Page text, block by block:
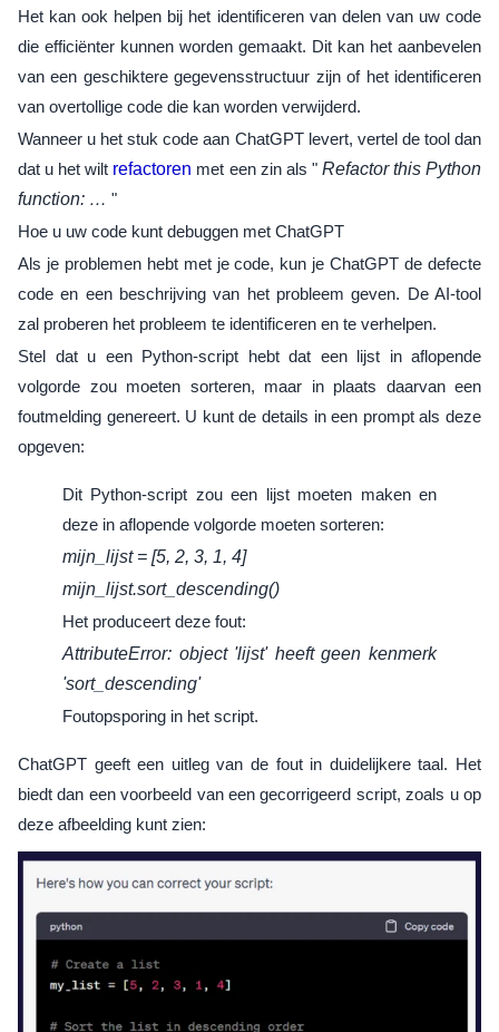
Het kan ook helpen bij het identificeren van delen van uw code
die efficiënter kunnen worden gemaakt. Dit kan het aanbevelen
van een geschiktere gegevensstructuur zijn of het identificeren
van overtollige code die kan worden verwijderd.
Wanneer u het stuk code aan ChatGPT levert, vertel de tool dan
dat u het wilt refactoren met een zin als " Refactor this Python
function: … "
Hoe u uw code kunt debuggen met ChatGPT
Als je problemen hebt met je code, kun je ChatGPT de defecte
code en een beschrijving van het probleem geven. De AI-tool
zal proberen het probleem te identificeren en te verhelpen.
Stel dat u een Python-script hebt dat een lijst in aflopende
volgorde zou moeten sorteren, maar in plaats daarvan een
foutmelding genereert. U kunt de details in een prompt als deze
opgeven:
Dit Python-script zou een lijst moeten maken en
deze in aflopende volgorde moeten sorteren:
mijn_lijst = [5, 2, 3, 1, 4]
mijn_lijst.sort_descending()
Het produceert deze fout:
AttributeError: object 'lijst' heeft geen kenmerk
'sort_descending'
Foutopsporing in het script.
ChatGPT geeft een uitleg van de fout in duidelijkere taal. Het
biedt dan een voorbeeld van een gecorrigeerd script, zoals u op
deze afbeelding kunt zien: